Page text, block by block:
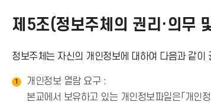
아
이
콘
제5조(정보주체의 권리·의무
정보주체는 자신의 개인정보에 대하여 다음과 같이
1
개인정보 열람 요구 :
본교에서 보유하고 있는 개인정보파일은「개